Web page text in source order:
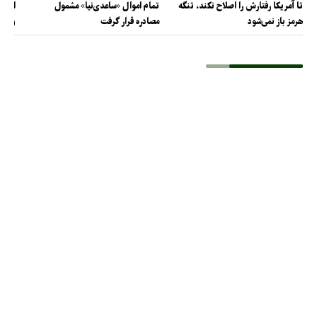
تا آمریکا رفتارش را اصلاح نکند، تنگه
هرمز باز نمی‌شود
تمام اموال «ساعدی‌نیا» مشمول
مصادره قرار گرفت
و